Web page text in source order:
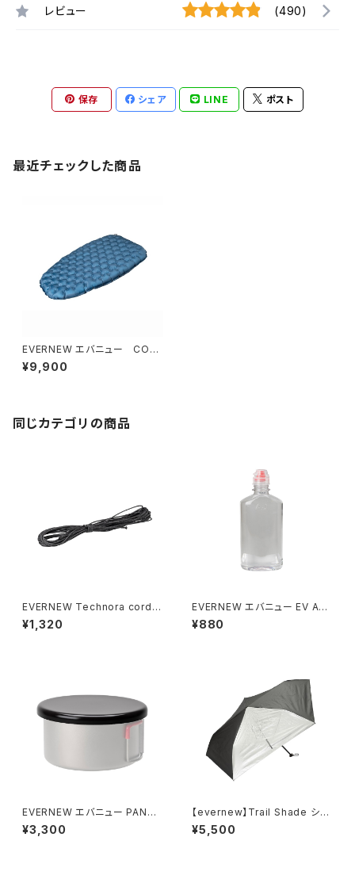
レビュー (490)
保存 シェア LINE ポスト
最近チェックした商品
EVERNEW エバニュー CORE
REST zzz R5D92W59
¥9,900
同じカテゴリの商品
EVERNEW Technora cord
0.7mm 5M
¥1,320
EVERNEW エバニュー EV Aqu
ajacket 333ml FC
¥880
EVERNEW エバニュー PANTA
PAS superior 570
¥3,300
【evernew】Trail Shade シル
バー
¥5,500